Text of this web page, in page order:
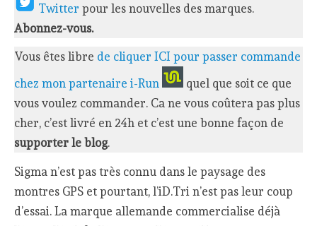
Twitterpour les nouvelles des marques.
Abonnez-vous.
Vous êtes libre de cliquer ICI pour passer commande
chez mon partenaire i-Run
quel que soit ce que
vous voulez commander. Ca ne vous coûtera pas plus
cher, c’est livré en 24h et c’est une bonne façon de
supporter le blog.
Sigma n’est pas très connu dans le paysage des
montres GPS et pourtant, l’iD.Tri n’est pas leur coup
d’essai. La marque allemande commercialise déjà